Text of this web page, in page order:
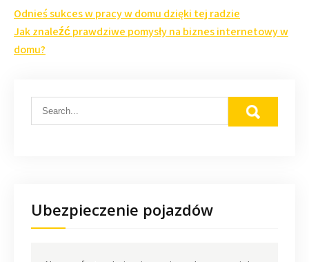
Nawigacja
wpisu
Odnieś sukces w pracy w domu dzięki tej radzie
Jak znaleźć prawdziwe pomysły na biznes internetowy w
domu?
Ubezpieczenie pojazdów